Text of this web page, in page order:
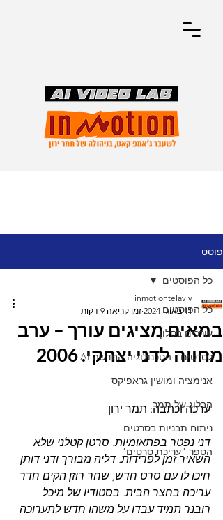
פוסט
כל הפוסטים
עורכים בסלון
לסרטים - הטכנולוגיה החדשה AI
אנימציה ומושין גראפיקס
הבלוג של תמר
ניתוח תבניות בסרטים
הספר "עריכת סרטים"
כל הפוסטים
במאים מציגים עורך – ערב
מחווה לדני יצחקי. 2006
inmotiontelaviv
11 באוג׳ 2024
זמן קריאה 9 דקות
ערכה וכתבה: תמר ירון
דני נפטר בפתאומיות. סרטן קטלני שלא
השאיר זמן לפרידות. דליה מבורך ודני דותן
חיכו לו עם סרט חדש, שחר רוזן הקים חדר
עריכה בחצר הבית. בסטודיו של מיכל
רובנר תמיד עבדו על משהו חדש לתערוכה